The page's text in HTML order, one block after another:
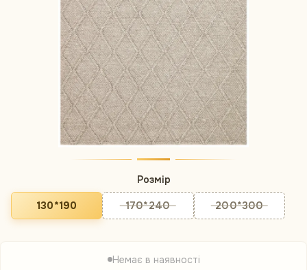
Розмір
130*190 170*240 200*300
Немає в наявності